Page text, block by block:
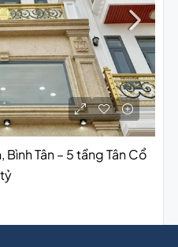
Bình Tân – 5 tầng Tân Cổ